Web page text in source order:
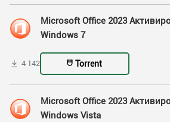
Microsoft Office 2023
Windows 7
4 142 Torrent
Microsoft Office 2023
Windows Vista